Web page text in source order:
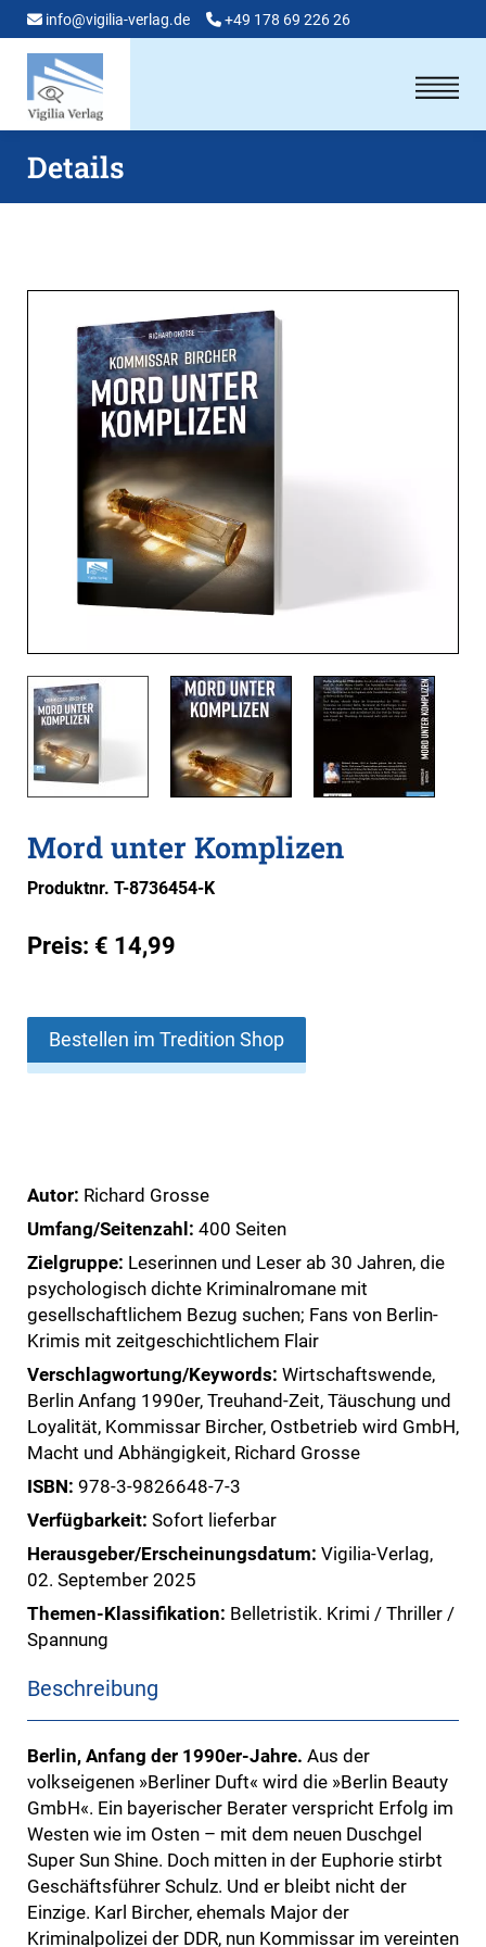
info@vigilia-verlag.de +49 178 69 226 26
Details
Mord unter Komplizen
Produktnr. T-8736454-K
Preis: € 14,99
Bestellen im Tredition Shop
Autor: Richard Grosse
Umfang/Seitenzahl: 400 Seiten
Zielgruppe: Leserinnen und Leser ab 30 Jahren, die
psychologisch dichte Kriminalromane mit
gesellschaftlichem Bezug suchen; Fans von Berlin-
Krimis mit zeitgeschichtlichem Flair
Verschlagwortung/Keywords: Wirtschaftswende,
Berlin Anfang 1990er, Treuhand-Zeit, Täuschung und
Loyalität, Kommissar Bircher, Ostbetrieb wird GmbH,
Macht und Abhängigkeit, Richard Grosse
ISBN: 978-3-9826648-7-3
Verfügbarkeit: Sofort lieferbar
Herausgeber/Erscheinungsdatum: Vigilia-Verlag,
02. September 2025
Themen-Klassifikation: Belletristik. Krimi / Thriller /
Spannung
Beschreibung
Berlin, Anfang der 1990er-Jahre. Aus der
volkseigenen »Berliner Duft« wird die »Berlin Beauty
GmbH«. Ein bayerischer Berater verspricht Erfolg im
Westen wie im Osten – mit dem neuen Duschgel
Super Sun Shine. Doch mitten in der Euphorie stirbt
Geschäftsführer Schulz. Und er bleibt nicht der
Einzige. Karl Bircher, ehemals Major der
Kriminalpolizei der DDR, nun Kommissar im vereinten